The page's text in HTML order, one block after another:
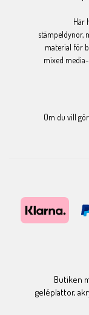
Här
stämpeldynor,
material för
mixed
Om du vill
Butiken
geléplattor,